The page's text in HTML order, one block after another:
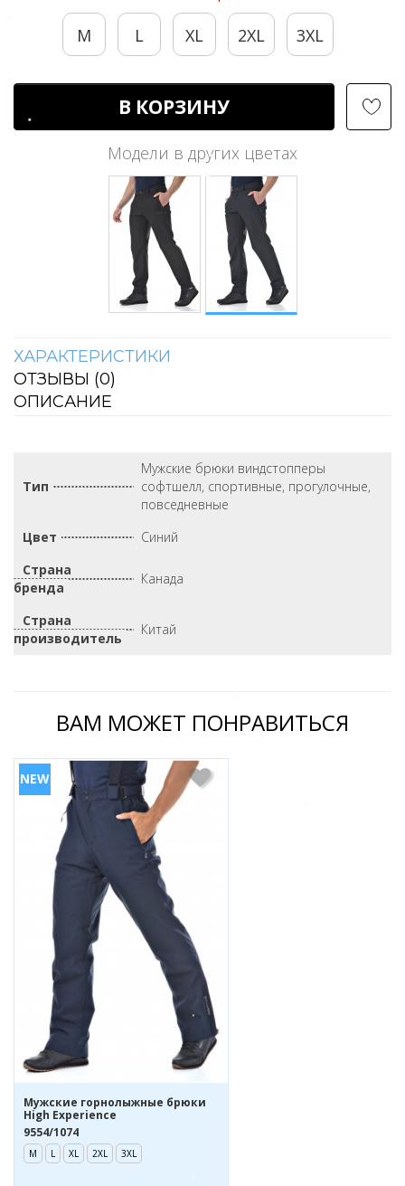
M L XL 2XL 3XL
В КОРЗИНУ
Модели в других цветах
ХАРАКТЕРИСТИКИ
ОТЗЫВЫ (0)
ОПИСАНИЕ
Тип
Мужские брюки виндстопперы
софтшелл, спортивные, прогулочные,
повседневные
Цвет
Синий
Страна
бренда
Канада
Страна
производитель
Китай
ВАМ МОЖЕТ ПОНРАВИТЬСЯ
Мужские горнолыжные брюки
High Experience
9554/1074
M L XL 2XL 3XL